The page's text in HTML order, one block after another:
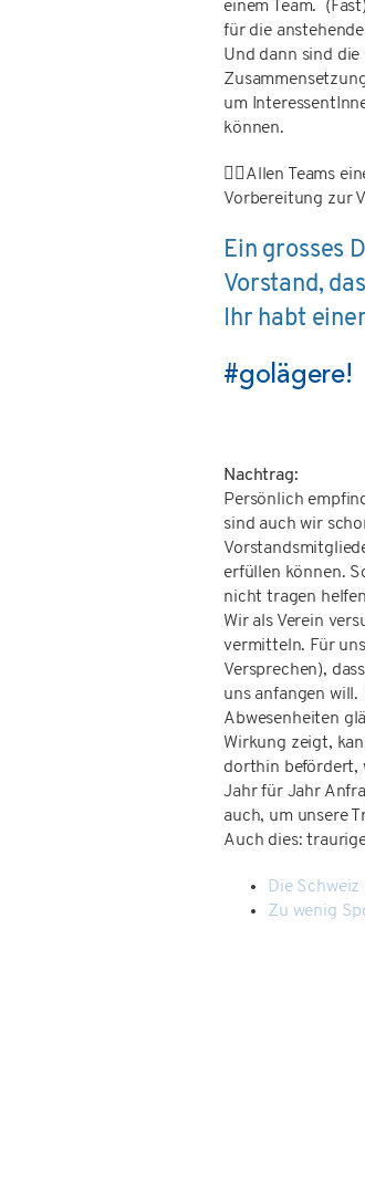
einem Team.
für die
Und dann sind
um
können.
👉🏼Allen Teams
Vorbereitung zur
Ein grosses
Vorstand,
Ihr habt
#golägere!
Nachtrag:
Persönlich
sind auch wir
erfüllen können.
nicht tragen
Wir als Verein
vermitteln. Für
Versprechen),
uns anfangen
Abwesenheiten
Wirkung zeigt,
dorthin befördert,
Jahr für Jahr
auch, um unsere
Auch dies:
Die
Zu wenig